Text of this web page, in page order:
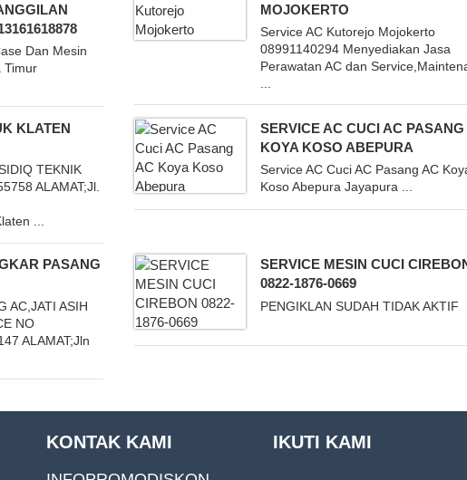
Dan Mesin
Timur
MOJOKERTO
Service AC Kutorejo Mojokerto
08991140294 Menyediakan Jasa
Perawatan AC dan
KLATEN
TEKNIK
ALAMAT;Jl.
...
SERVICE AC CUCI AC PASANG
KOYA KOSO ABEPURA
Service AC Cuci AC Pasang AC
Koso Abepura Jayapura ...
PASANG
AC,JATI ASIH
NO
ALAMAT;Jln
SERVICE MESIN CUCI
0822-1876-0669
PENGIKLAN SUDAH TIDAK AKTIF
KONTAK KAMI IKUTI KAMI